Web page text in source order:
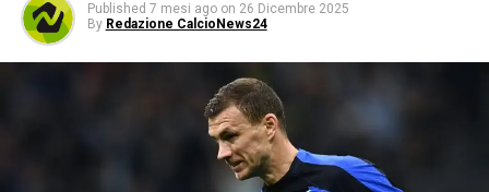
Published 7 mesi ago on 26 Dicembre 2025
By Redazione CalcioNews24